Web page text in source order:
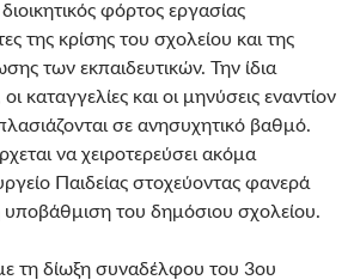
φόρτος εργασίας
της κρίσης του σχολείου και της
των εκπαιδευτικών. Την ίδια
καταγγελίες και οι μηνύσεις εναντίον
σε ανησυχητικό βαθμό.
να χειροτερεύσει ακόμα
Παιδείας στοχεύοντας φανερά
του δημόσιου σχολείου.
δίωξη συναδέλφου του 3ου